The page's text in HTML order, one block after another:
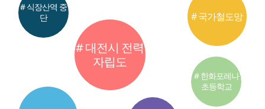
# 대전시 전력
자립도
# 국가철도망
# 식장산역 중
단
# 한화포레나
초등학교